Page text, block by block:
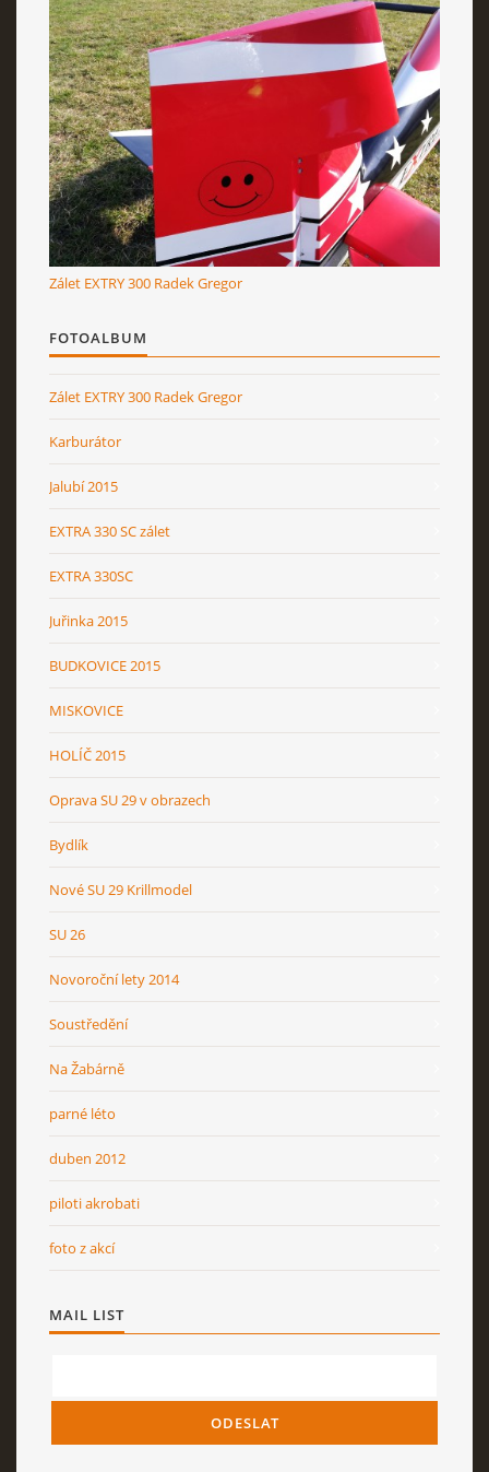
Zálet EXTRY 300 Radek Gregor
FOTOALBUM
Zálet EXTRY 300 Radek Gregor
Karburátor
Jalubí 2015
EXTRA 330 SC zálet
EXTRA 330SC
Juřinka 2015
BUDKOVICE 2015
MISKOVICE
HOLÍČ 2015
Oprava SU 29 v obrazech
Bydlík
Nové SU 29 Krillmodel
SU 26
Novoroční lety 2014
Soustředění
Na Žabárně
parné léto
duben 2012
piloti akrobati
foto z akcí
MAIL LIST